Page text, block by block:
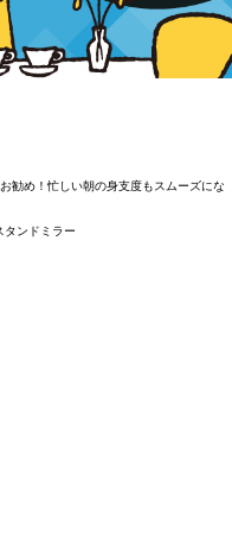
勧め！忙しい朝の身支度もスムーズにな